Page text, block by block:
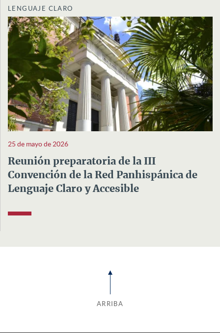
LENGUAJE CLARO
25 de mayo de 2026
Reunión preparatoria de la III
Convención de la Red Panhispánica de
Lenguaje Claro y Accesible
ARRIBA